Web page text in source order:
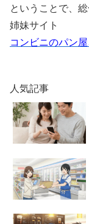
ということで、
姉妹サイト
コンビニのパン
人気記事